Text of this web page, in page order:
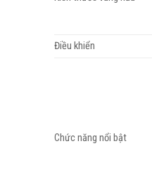
Điều khiển
Chức năng nổi bật